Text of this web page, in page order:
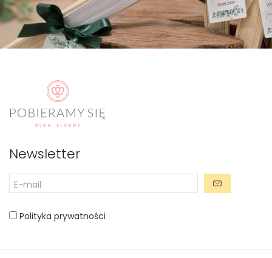
Newsletter
Polityka prywatności